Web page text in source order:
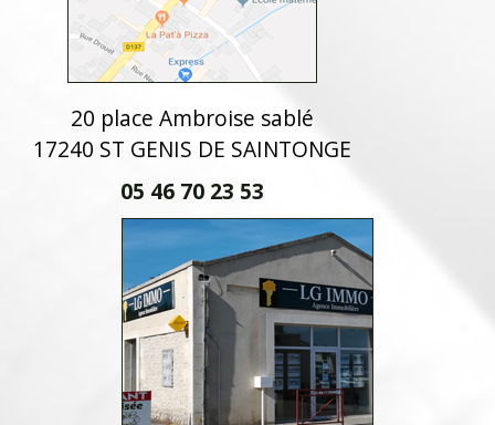
20 place Ambroise sablé
17240 ST GENIS DE SAINTONGE
05 46 70 23 53